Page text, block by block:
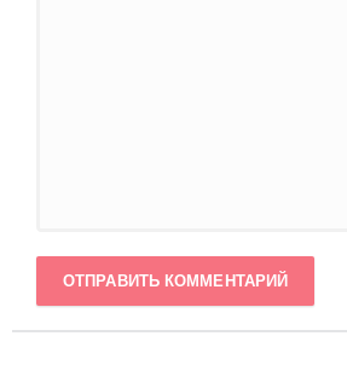
ОТПРАВИТЬ КОММЕНТАРИЙ